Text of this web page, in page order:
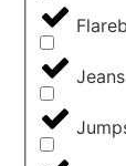
Jeans